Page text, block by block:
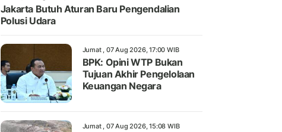
Jakarta Butuh Aturan Baru Pengendalian
Polusi Udara
Jumat , 07 Aug 2026, 17:00 WIB
BPK: Opini WTP Bukan
Tujuan Akhir Pengelolaan
Keuangan Negara
Jumat , 07 Aug 2026, 15:08 WIB